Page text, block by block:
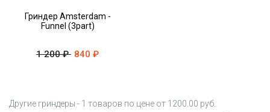
Гриндер Amsterdam -
Funnel (3part)
1 200 ₽ 840 ₽
Другие гриндеры - 1 товаров по цене от 1200.00 руб.